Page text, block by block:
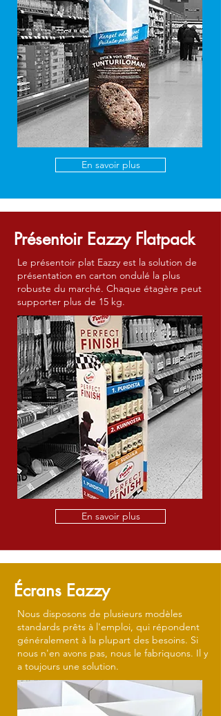
En savoir plus
Présentoir Eazzy Flatpack
Le présentoir plat Eazzy est la solution de
présentation en carton ondulé la plus
robuste du marché. Chaque étagère peut
supporter plus de 15 kg.
En savoir plus
Écrans Eazzy
Nous disposons de plusieurs modèles
standards prêts à l'emploi, qui répondent
généralement à la plupart des besoins. Si
nous n'en avons pas, nous le fabriquons. Il y
a toujours une solution.